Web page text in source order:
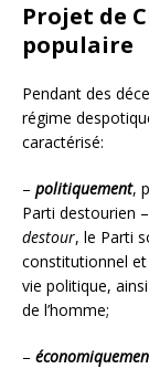
Projet de
populaire
Pendant des
régime
caractérisé:
– politiquement,
Parti destourien
destour, le Parti
constitutionnel
vie politique,
de l’homme;
–